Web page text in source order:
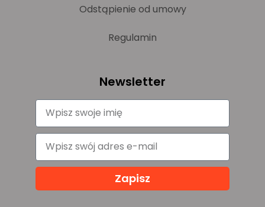
Odstąpienie od umowy
Regulamin
Newsletter
Zapisz